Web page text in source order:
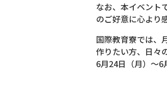
なお、本イベント
のご好意に心より
国際教育寮では、
作りたい方、日々
6月24日（月）～6